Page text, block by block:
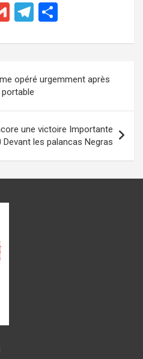
G
ail
T
e
gr
a
m
ta
er
opéré urgemment après
une victoire Importante
Devant les palancas Negras